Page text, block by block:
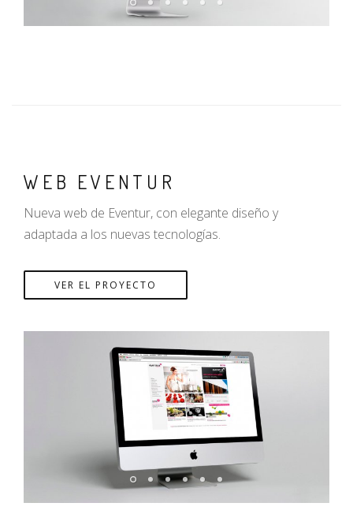
WEB EVENTUR
Nueva web de Eventur, con elegante diseño y
adaptada a los nuevas tecnologías.
VER EL PROYECTO